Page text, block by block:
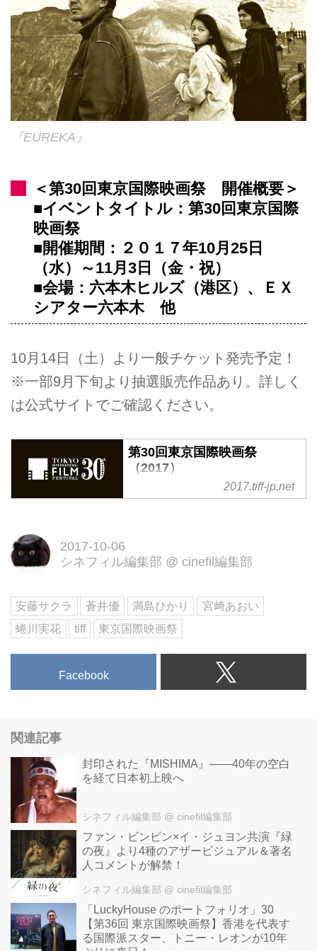
『EUREKA』
＜第30回東京国際映画祭 開催概要＞
■イベントタイトル：第30回東京国際
映画祭
■開催期間：２０１７年10月25日
（水）～11月3日（金・祝）
■会場：六本木ヒルズ（港区）、ＥＸ
シアター六本木 他
10月14日（土）より一般チケット発売予定！
※一部9月下旬より抽選販売作品あり。詳しく
は公式サイトでご確認ください。
第30回東京国際映画祭
（2017）
第30回東京国際映画祭は2017年
2017.tiff-jp.net
2017-10-06
シネフィル編集部 @ cinefil編集部
安藤サクラ 蒼井優 満島ひかり
宮﨑あおい
蜷川実花
tiff 東京国際映画祭
Facebook
関連記事
封印された『MISHIMA』――40年の空白
を経て日本初上映へ
シネフィル編集部 @ cinefil編集部
ファン・ビンビン×イ・ジュヨン共演『緑
の夜』より4種のアザービジュアル＆著名
人コメントが解禁！
シネフィル編集部 @ cinefil編集部
「LuckyHouse のポートフォリオ」30
【第36回 東京国際映画祭】香港を代表す
る国際派スター、トニー・レオンが10年